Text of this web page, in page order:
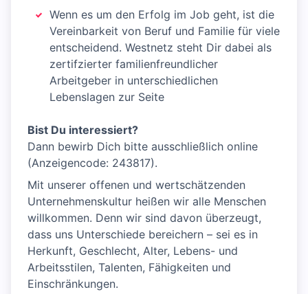
Wenn es um den Erfolg im Job geht, ist die
Vereinbarkeit von Beruf und Familie für viele
entscheidend. Westnetz steht Dir dabei als
zertifzierter familienfreundlicher
Arbeitgeber in unterschiedlichen
Lebenslagen zur Seite
Bist Du interessiert?
Dann bewirb Dich bitte ausschließlich online
(Anzeigencode: 243817).
Mit unserer offenen und wertschätzenden
Unternehmenskultur heißen wir alle Menschen
willkommen. Denn wir sind davon überzeugt,
dass uns Unterschiede bereichern – sei es in
Herkunft, Geschlecht, Alter, Lebens- und
Arbeitsstilen, Talenten, Fähigkeiten und
Einschränkungen.